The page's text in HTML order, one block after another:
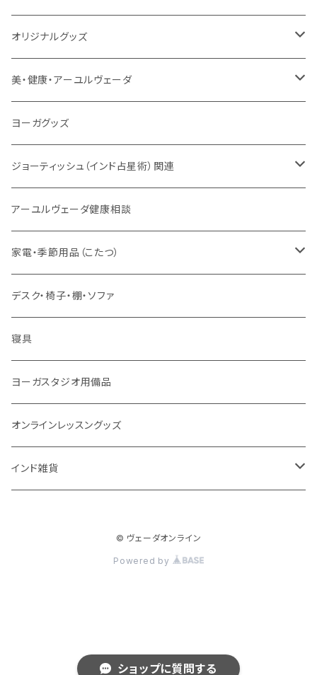
ショップに質問する
トウドウ作品
ヴェーダプラカーシャ・トウドウ
サンスクリット讃歌、叙事詩
インド古典音楽
ほか
マントラBOX
ヴェーダプラカーシャ・トウドウ著作
サンスクリット教材
シンギングボール
チベタンベル、ティンシャ
線香
法具・珠数・神仏象
ヤントラ
宝石
雑貨
ブランケット
オリジナルグッズ
Tシャツ
VEDAヤントラロゴ入り
スマホケース
VEDA CENTER ヤントラロゴ入り
美・健康・アーユルヴェーダ
健康全般/アーユルヴェーダ
ボディケア
ヘアケア
アイドロップ
点鼻オイル
オーガニック・アーユルヴェーダ
ヨーガ / 瞑想
毎日の生活目的
女性ケア
男性ケア
ヨーガグッズ
ジョーティッシュ（インド占星術）関連
総合相談
３問コース
５問コース
相性診断
長期予測
誕生時間選定
大まかな誕生時間
誕生時間不明
ヤジニャ / 宝石 / マントラ / 名付け
吉日選定
アーユルヴェーダ健康相談
家電・季節用品（こたつ）
季節・空調家電
こたつ・こたつ用品
デスク・椅子・棚・ソファ
寝具
ヨーガスタジオ用備品
オンラインレッスングッズ
インド雑貨
© ヴェーダオンライン
Powered by